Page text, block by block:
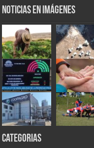
Noticias en Imágenes
Categorias